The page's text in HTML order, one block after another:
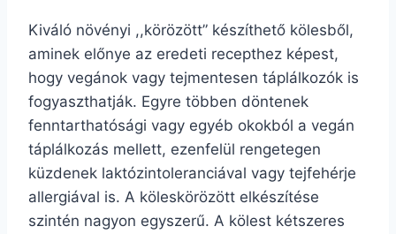
Kiváló növényi ,,körözött” készíthető kölesből,
aminek előnye az eredeti recepthez képest,
hogy vegánok vagy tejmentesen táplálkozók is
fogyaszthatják. Egyre többen döntenek
fenntarthatósági vagy egyéb okokból a vegán
táplálkozás mellett, ezenfelül rengetegen
küzdenek laktózintoleranciával vagy tejfehérje
allergiával is. A köleskörözött elkészítése
szintén nagyon egyszerű. A kölest kétszeres